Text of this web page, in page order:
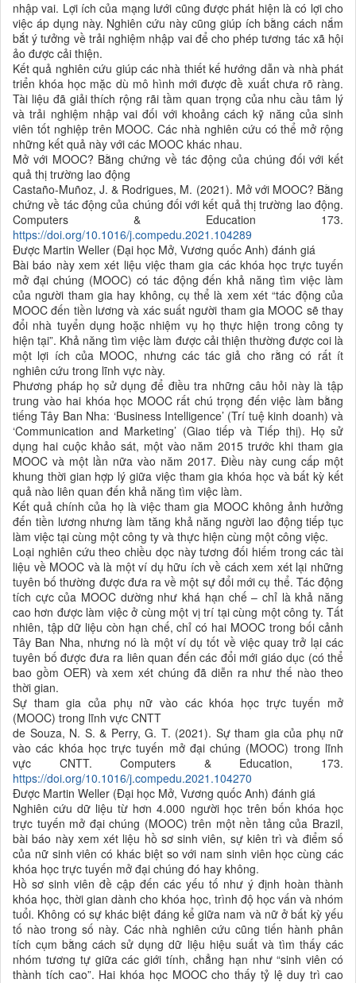
nhập vai. Lợi ích của mạng lưới cũng được phát hiện là có lợi cho
việc áp dụng này. Nghiên cứu này cũng giúp ích bằng cách nắm
bắt ý tưởng về trải nghiệm nhập vai để cho phép tương tác xã hội
ảo được cải thiện.
Kết quả nghiên cứu giúp các nhà thiết kế hướng dẫn và nhà phát
triển khóa học mặc dù mô hình mới được đề xuất chưa rõ ràng.
Tài liệu đã giải thích rộng rãi tầm quan trọng của nhu cầu tâm lý
và trải nghiệm nhập vai đối với khoảng cách kỹ năng của sinh
viên tốt nghiệp trên MOOC. Các nhà nghiên cứu có thể mở rộng
những kết quả này với các MOOC khác nhau.
Mở với MOOC? Bằng chứng về tác động của chúng đối với kết
quả thị trường lao động
Castaño-Muñoz, J. & Rodrigues, M. (2021). Mở với MOOC? Bằng
chứng về tác động của chúng đối với kết quả thị trường lao động.
Computers & Education 173.
https://doi.org/10.1016/j.compedu.2021.104289
Được Martin Weller (Đại học Mở, Vương quốc Anh) đánh giá
Bài báo này xem xét liệu việc tham gia các khóa học trực tuyến
mở đại chúng (MOOC) có tác động đến khả năng tìm việc làm
của người tham gia hay không, cụ thể là xem xét “tác động của
MOOC đến tiền lương và xác suất người tham gia MOOC sẽ thay
đổi nhà tuyển dụng hoặc nhiệm vụ họ thực hiện trong công ty
hiện tại”. Khả năng tìm việc làm được cải thiện thường được coi là
một lợi ích của MOOC, nhưng các tác giả cho rằng có rất ít
nghiên cứu trong lĩnh vực này.
Phương pháp họ sử dụng để điều tra những câu hỏi này là tập
trung vào hai khóa học MOOC rất chú trọng đến việc làm bằng
tiếng Tây Ban Nha: ‘Business Intelligence’ (Trí tuệ kinh doanh) và
‘Communication and Marketing’ (Giao tiếp và Tiếp thị). Họ sử
dụng hai cuộc khảo sát, một vào năm 2015 trước khi tham gia
MOOC và một lần nữa vào năm 2017. Điều này cung cấp một
khung thời gian hợp lý giữa việc tham gia khóa học và bất kỳ kết
quả nào liên quan đến khả năng tìm việc làm.
Kết quả chính của họ là việc tham gia MOOC không ảnh hưởng
đến tiền lương nhưng làm tăng khả năng người lao động tiếp tục
làm việc tại cùng một công ty và thực hiện cùng một công việc.
Loại nghiên cứu theo chiều dọc này tương đối hiếm trong các tài
liệu về MOOC và là một ví dụ hữu ích về cách xem xét lại những
tuyên bố thường được đưa ra về một sự đổi mới cụ thể. Tác động
tích cực của MOOC dường như khá hạn chế – chỉ là khả năng
cao hơn được làm việc ở cùng một vị trí tại cùng một công ty. Tất
nhiên, tập dữ liệu còn hạn chế, chỉ có hai MOOC trong bối cảnh
Tây Ban Nha, nhưng nó là một ví dụ tốt về việc quay trở lại các
tuyên bố được đưa ra liên quan đến các đổi mới giáo dục (có thể
bao gồm OER) và xem xét chúng đã diễn ra như thế nào theo
thời gian.
Sự tham gia của phụ nữ vào các khóa học trực tuyến mở
(MOOC) trong lĩnh vực CNTT
de Souza, N. S. & Perry, G. T. (2021). Sự tham gia của phụ nữ
vào các khóa học trực tuyến mở đại chúng (MOOC) trong lĩnh
vực CNTT. Computers & Education, 173.
https://doi.org/10.1016/j.compedu.2021.104270
Được Martin Weller (Đại học Mở, Vương quốc Anh) đánh giá
Nghiên cứu dữ liệu từ hơn 4.000 người học trên bốn khóa học
trực tuyến mở đại chúng (MOOC) trên một nền tảng của Brazil,
bài báo này xem xét liệu hồ sơ sinh viên, sự kiên trì và điểm số
của nữ sinh viên có khác biệt so với nam sinh viên học cùng các
khóa học trực tuyến mở đại chúng đó hay không.
Hồ sơ sinh viên đề cập đến các yếu tố như ý định hoàn thành
khóa học, thời gian dành cho khóa học, trình độ học vấn và nhóm
tuổi. Không có sự khác biệt đáng kể giữa nam và nữ ở bất kỳ yếu
tố nào trong số này. Các nhà nghiên cứu cũng tiến hành phân
tích cụm bằng cách sử dụng dữ liệu hiệu suất và tìm thấy các
nhóm tương tự giữa các giới tính, chẳng hạn như “sinh viên có
thành tích cao”. Hai khóa học MOOC cho thấy tỷ lệ duy trì cao